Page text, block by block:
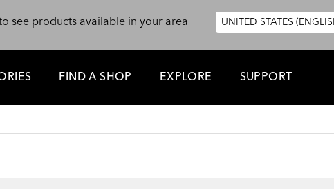
see products available in your area
UNITED STATES
FIND A SHOP EXPLORE SUPPORT